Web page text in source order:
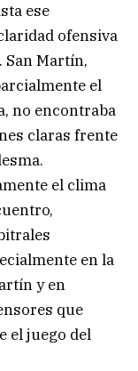
ese
ofensiva
San Martín,
el
no encontraba
claras frente
el clima
en la
y en
que
el juego del